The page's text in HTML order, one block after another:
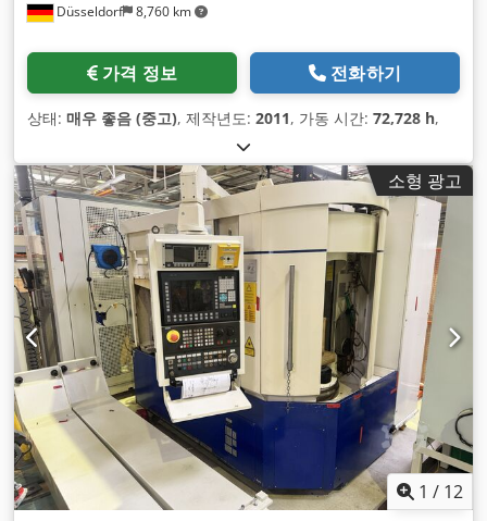
Düsseldorf 8,760 km
가격 정보 전화하기
상태: 매우 좋음 (중고), 제작년도: 2011, 가동 시간: 72,728 h,
소형 광고
1 / 12